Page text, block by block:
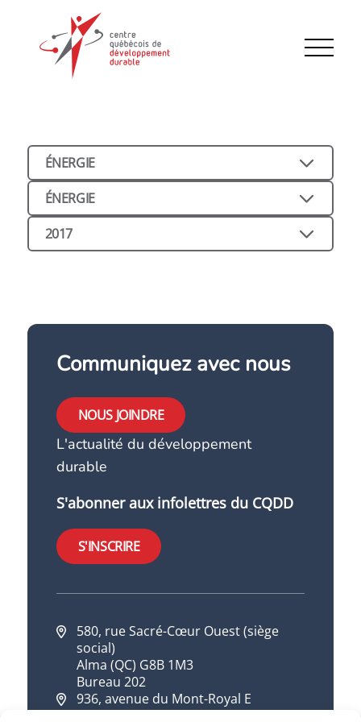
ÉNERGIE
ÉNERGIE
2017
Communiquez avec nous
NOUS JOINDRE
L'actualité du développement
durable
S'abonner aux infolettres du CQDD
S'INSCRIRE
580, rue Sacré-Cœur Ouest (siège
social)
Alma (QC) G8B 1M3
Bureau 202
936, avenue du Mont-Royal E
Montréal (QC) H2J 1X2